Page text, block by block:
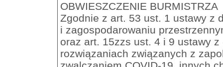
OBWIESZCZENIE BURMISTRZA
Zgodnie z art. 53 ust. 1 ustawy z
i zagospodarowaniu
oraz art. 15zzs ust. 4 i 9 ustawy
rozwiązaniach związanych z